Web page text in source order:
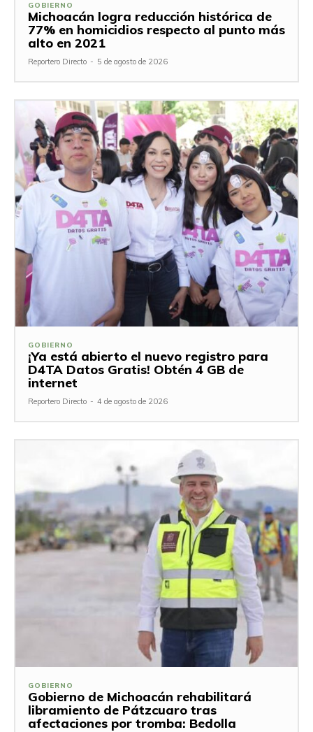
GOBIERNO
Michoacán logra reducción histórica de
77% en homicidios respecto al punto más
alto en 2021
Reportero Directo - 5 de agosto de 2026
GOBIERNO
¡Ya está abierto el nuevo registro para
D4TA Datos Gratis! Obtén 4 GB de
internet
Reportero Directo - 4 de agosto de 2026
GOBIERNO
Gobierno de Michoacán rehabilitará
libramiento de Pátzcuaro tras
afectaciones por tromba: Bedolla